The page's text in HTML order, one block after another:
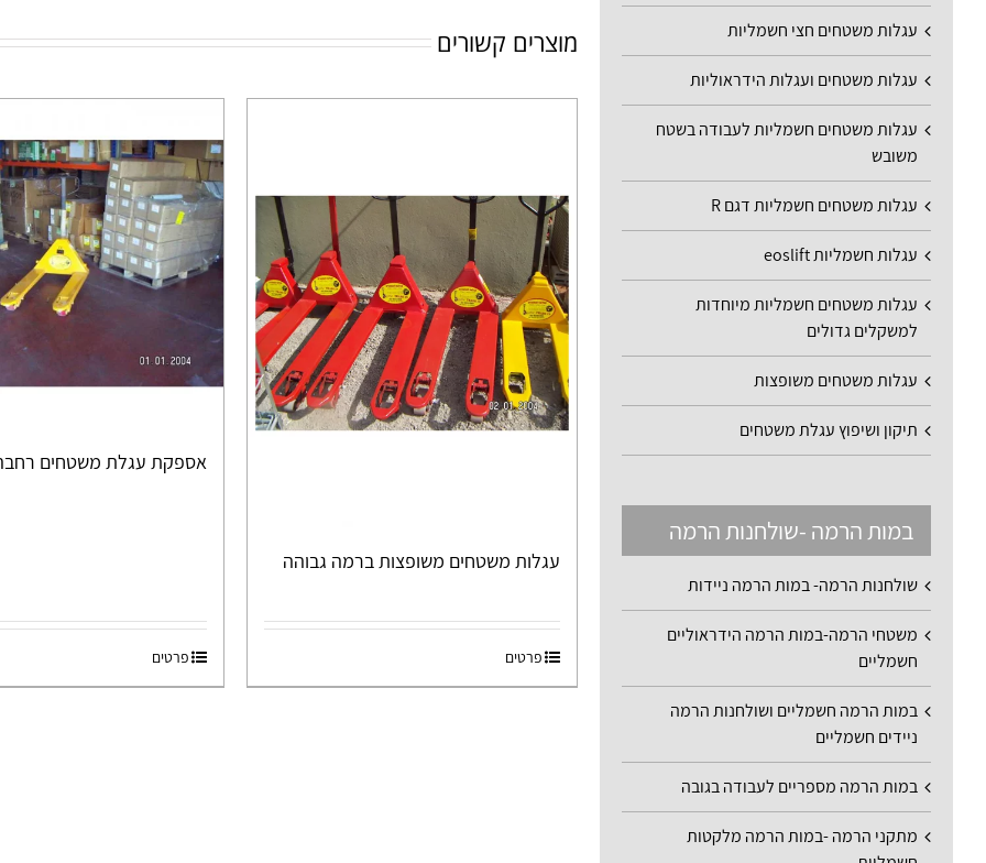
מוצרים קשורים
עגלות משטחים משופצות ברמה גבוהה
פרטים
אספקת עגלת משטחים
פרטים
עגלות משטחים חצי חשמליות
עגלות משטחים ועגלות הידראוליות
עגלות משטחים חשמליות לעבודה בשטח
משובש
עגלות משטחים חשמליות דגם R
עגלות חשמליות eoslift
עגלות משטחים חשמליות מיוחדות
למשקלים גדולים
עגלות משטחים משופצות
תיקון ושיפוץ עגלת משטחים
במות הרמה -שולחנות הרמה
שולחנות הרמה- במות הרמה ניידות
משטחי הרמה-במות הרמה הידראוליים
חשמליים
במות הרמה חשמליים ושולחנות הרמה
ניידים חשמליים
במות הרמה מספריים לעבודה בגובה
מתקני הרמה -במות הרמה מלקטות